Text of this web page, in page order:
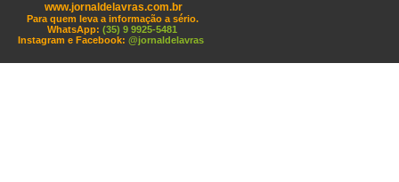
www.jornaldelavras.com.br
Para quem leva a informação a sério.
WhatsApp: (35) 9 9925-5481
Instagram e Facebook: @jornaldelavras